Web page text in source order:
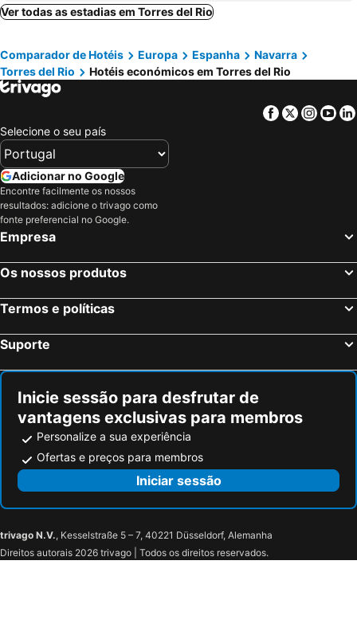
Eurostars Marqués de Vallejo
Palacio de Pujadas
Áurea Palacio de Correos by Eurostars Hotel Company
Sercotel Murrieta
Sercotel Calle Mayor
El Olivo de Sansol
AC Hotel La Rioja
Vianatxiki
Hotel Boutique Mirador de Deyo
Hotel Villa de los Arcos
Ver todas as estadias em Torres del Rio
Comparador de Hotéis Europa Espanha
Navarra
Torres del Rio
Hotéis económicos em Torres del Rio
Facebook
Twitter
Selecione o seu país
Adicionar no Google
Encontre facilmente os nossos
resultados: adicione o trivago como
fonte preferencial no Google.
Empresa
Os nossos produtos
Termos e políticas
Suporte
Inicie sessão para desfrutar de
vantagens exclusivas para membros
Personalize a sua experiência
Ofertas e preços para membros
Iniciar sessão
trivago N.V., Kesselstraße 5 – 7, 40221 Düsseldorf, Alemanha
Direitos autorais 2026 trivago | Todos os direitos reservados.